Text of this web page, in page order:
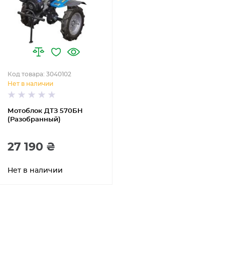
Мотоблок ДТЗ 570БН
(Разобранный)
Код товара: 3040102
Нет в наличии
27 190 ₴
Нет в наличии